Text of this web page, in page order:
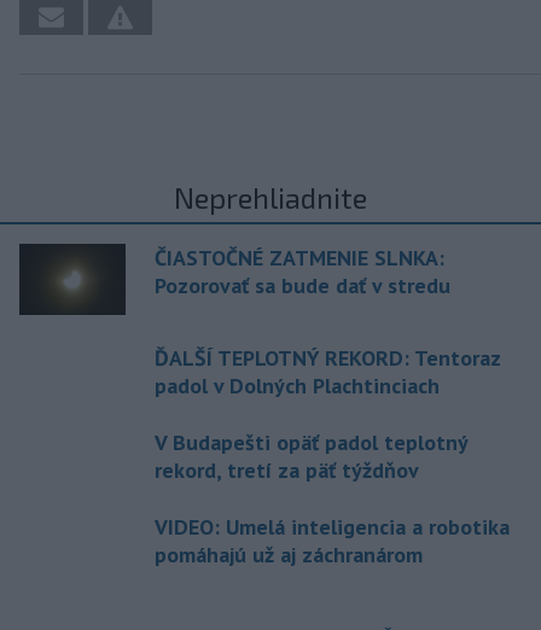
Neprehliadnite
ČIASTOČNÉ ZATMENIE SLNKA:
Pozorovať sa bude dať v stredu
ĎALŠÍ TEPLOTNÝ REKORD: Tentoraz
padol v Dolných Plachtinciach
V Budapešti opäť padol teplotný
rekord, tretí za päť týždňov
VIDEO: Umelá inteligencia a robotika
pomáhajú už aj záchranárom